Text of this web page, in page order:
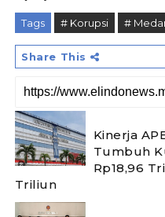
Tags # Korupsi #
Share This
Kinerja
Tumbuh
Rp18,96
Triliun